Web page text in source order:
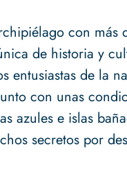
con
de historia y
entusiastas de la
con unas
azules e islas
secretos por